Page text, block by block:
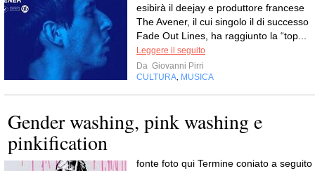
esibirà il deejay e produttore francese
The Avener, il cui singolo il di successo
Fade Out Lines, ha raggiunto la “top...
Leggere il seguito
Da Giovanni Pirri
CULTURA MUSICA
Gender washing, pink washing e
pinkification
fonte foto qui Termine coniato a seguito